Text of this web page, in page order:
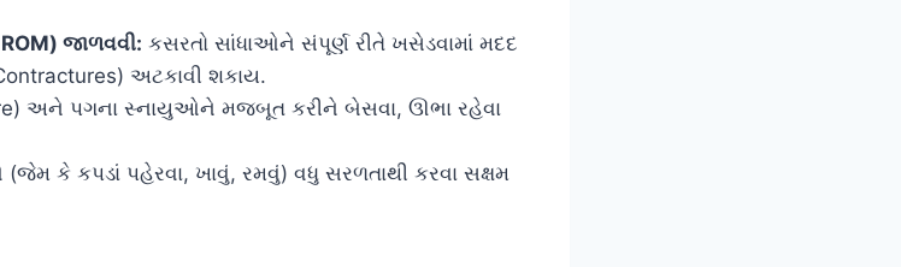
જાળવવી: કસરતો સાંધાઓને સંપૂર્ણ રીતે ખસેડવામાં મદદ
અટકાવી શકાય.
અને પગના સ્નાયુઓને મજબૂત કરીને બેસવા, ઊભા રહેવા
(જેમ કે કપડાં પહેરવા, ખાવું, રમવું) વધુ સરળતાથી કરવા સક્ષમ